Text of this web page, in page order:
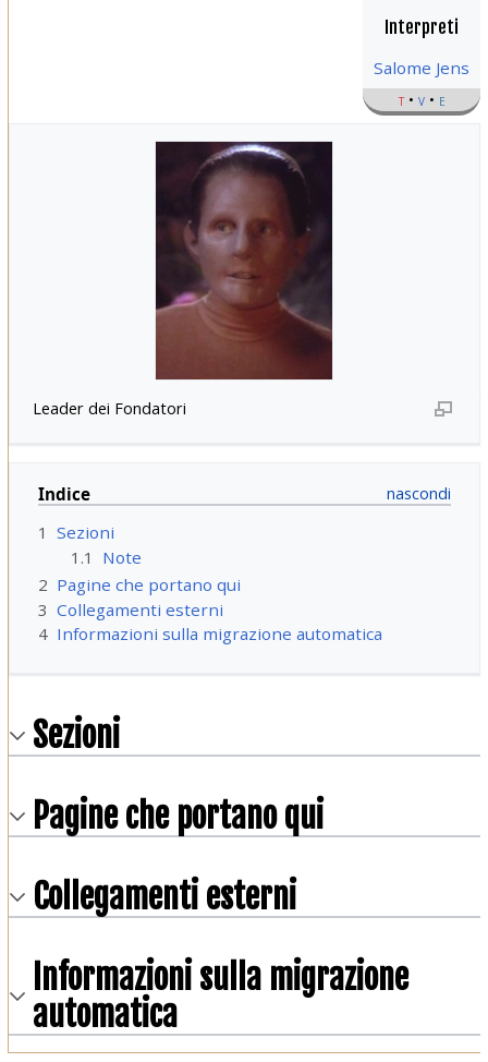
Interpreti
Salome Jens
t v e
Leader dei Fondatori
Indice
1 Sezioni
1.1
Note
2 Pagine che portano qui
3 Collegamenti esterni
4 Informazioni sulla migrazione automatica
Sezioni
Pagine che portano qui
Collegamenti esterni
Informazioni sulla migrazione
automatica